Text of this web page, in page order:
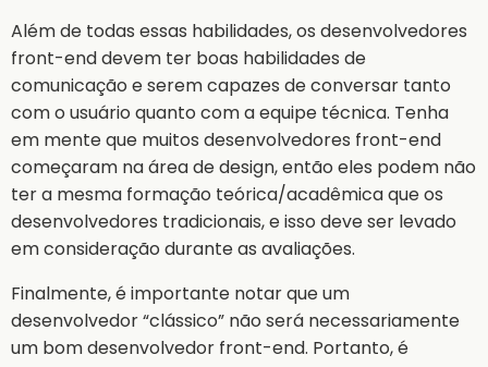
Além de todas essas habilidades, os desenvolvedores
front-end devem ter boas habilidades de
comunicação e serem capazes de conversar tanto
com o usuário quanto com a equipe técnica. Tenha
em mente que muitos desenvolvedores front-end
começaram na área de design, então eles podem não
ter a mesma formação teórica/acadêmica que os
desenvolvedores tradicionais, e isso deve ser levado
em consideração durante as avaliações.
Finalmente, é importante notar que um
desenvolvedor “clássico” não será necessariamente
um bom desenvolvedor front-end. Portanto, é